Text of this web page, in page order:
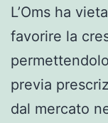
L’Oms ha
favorire la
previa
dal mercato